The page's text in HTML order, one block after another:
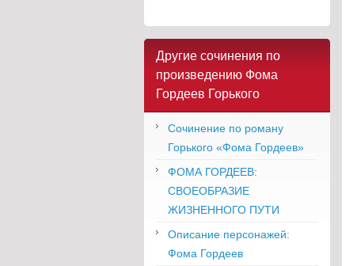
Другие сочинения по
произведению Фома
Гордеев Горького
Сочинение по роману
Горького «Фома Гордеев»
ФОМА ГОРДЕЕВ:
СВОЕОБРАЗИЕ
ЖИЗНЕННОГО ПУТИ
Описание персонажей:
Фома Гордеев